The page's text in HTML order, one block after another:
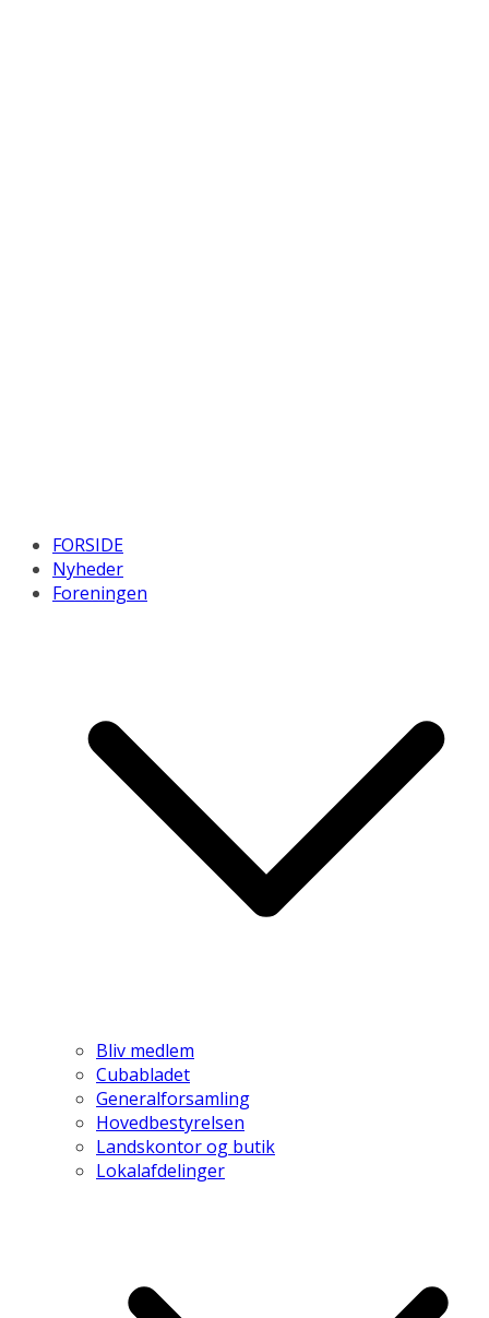
FORSIDE
Nyheder
Foreningen
Bliv medlem
Cubabladet
Generalforsamling
Hovedbestyrelsen
Landskontor og butik
Lokalafdelinger